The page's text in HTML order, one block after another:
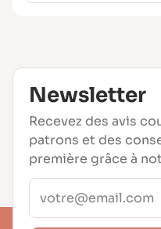
Newsletter
Recevez des avis
patrons et des
première grâce à